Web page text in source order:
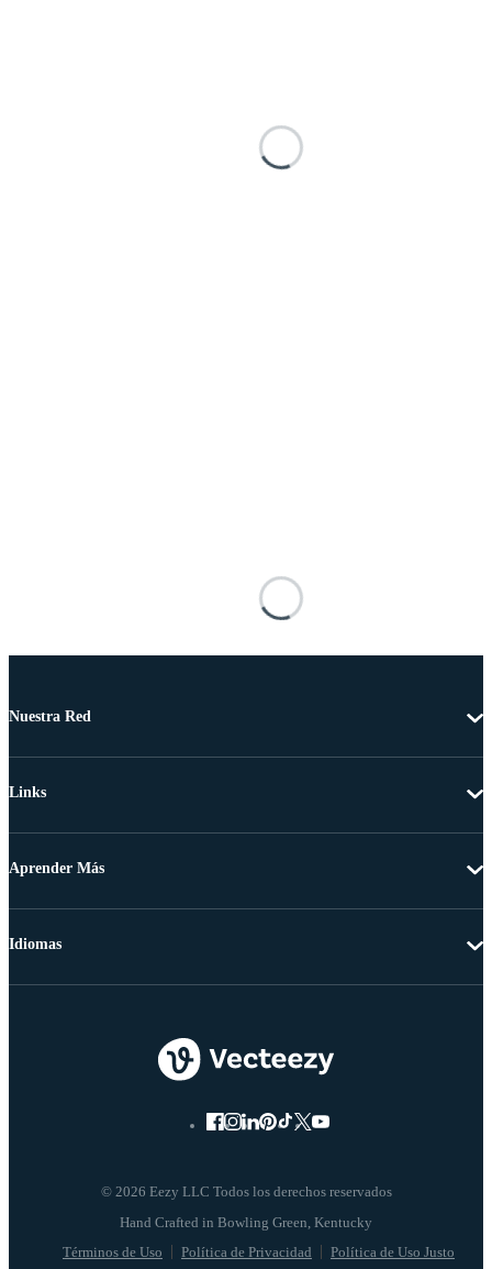
Nuestra Red
Links
Aprender Más
© 2026 Eezy LLC Todos los derechos reservados
Términos de Uso Política de Privacidad Política de Uso Justo
Idiomas